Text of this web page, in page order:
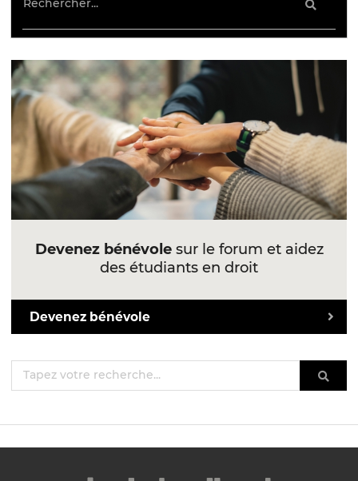
Devenez bénévolesur le forum et aidez
des étudiants en droit
Devenez bénévole